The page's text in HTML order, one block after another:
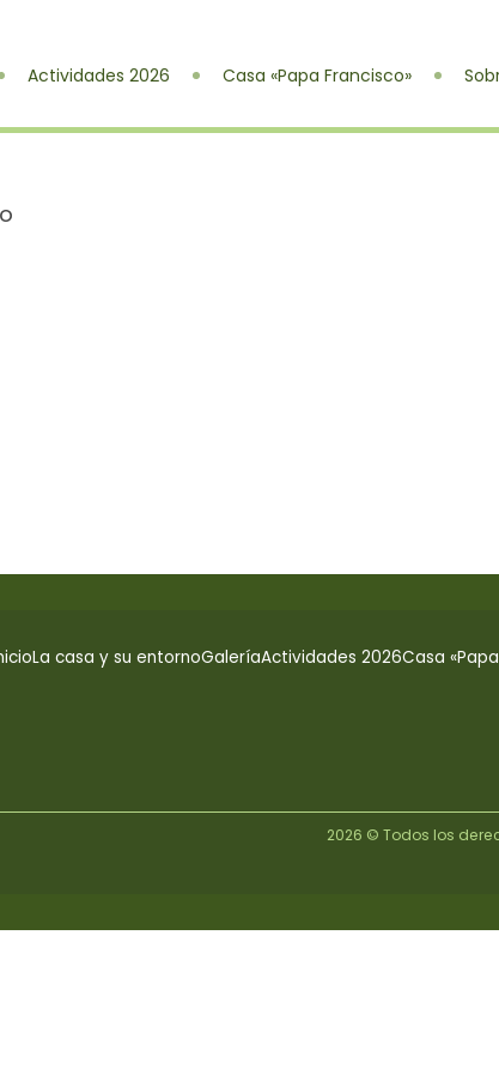
Actividades 2026 Casa «Papa Francisco»
La casa y su entornoGaleríaActividades 2026Casa
2026 © Todos los